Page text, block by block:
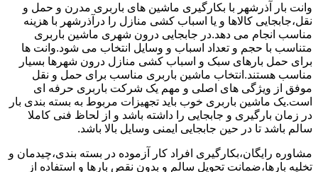
وانت بار آذرشهر با بکارگیری ماشین های باربری مدرن و حمل و
نقل،جابجایی کالاها و یا اسباب کشی منازل را درآذرشهر با هزینه
مناسب انجام می دهد.در جابجایی درون شهری ماشین باربری
متناسب با حجم و تعداد اسباب و وسایل انتخاب می شود.وانت ها
برای حمل بارهای سبک و اسباب کشی منازل درون شهرها بسیار
مناسب هستند.انتخاب ماشین باربری مناسب برای حمل و نقل
موفق از ویژگی های اصلی و مهم یک شرکت باربری حرفه ای
است.یک ماشین باربری خوب باید تجهیزات مربوط به بسته بندی بار
در زمان بارگیری و جابجایی را داشته باشد و از لحاظ فنی کاملا
سالم باشد تا در حین جابجایی ایمنی وسایل بالا باشد.
مشاوره رایگان،بکارگیری افراد کار آزموده در بسته بندی،چیدمان و
تخلیه بارها،ضمانت تحویل سالم و بدون نقص بارها و استفاده از